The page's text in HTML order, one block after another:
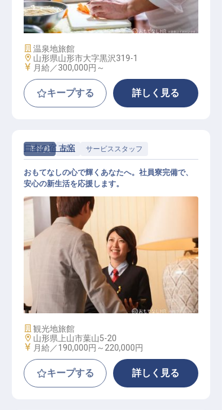
社員
施設業態
温泉地旅館
勤務地
山形県山形市大字黒沢319-1
給与
月給／300,000円～
キープする 詳しく見る
正社員 宿泊 サービススタッフ
接客スタッフ
日本の宿 古窯
おもてなしの心で輝くあなたへ。社員寮完備で、
安心の新生活を応援します。
施設業態
観光地旅館
勤務地
山形県上山市葉山5-20
給与
月給／190,000円～ 220,000円
キープする 詳しく見る